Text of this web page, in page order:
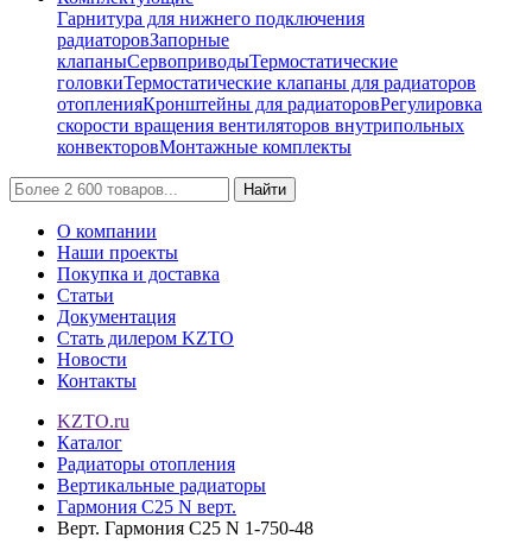
Гарнитура для нижнего подключения
радиаторовЗапорные
клапаныСервоприводыТермостатические
головкиТермостатические клапаны для радиаторов
отопленияКронштейны для радиаторовРегулировка
скорости вращения вентиляторов внутрипольных
конвекторовМонтажные комплекты
Найти
О компании
Наши проекты
Покупка и доставка
Статьи
Документация
Стать дилером KZTO
Новости
Контакты
KZTO.ru
Каталог
Радиаторы отопления
Вертикальные радиаторы
Гармония С25 N верт.
Верт. Гармония С25 N 1-750-48